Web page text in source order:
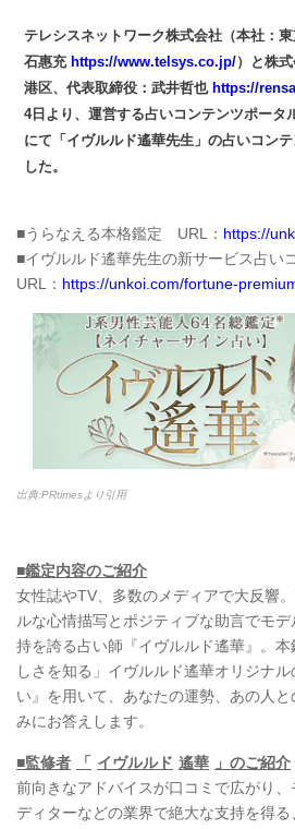
テレシスネットワーク株式会社（本社：
石惠充https://www.telsys.co.jp/）と株
港区、代表取締役：武井哲也https://
4日より、運営する占いコンテンツポータ
にて「イヴルルド遙華先生」の占いコン
した。
■うらなえる本格鑑定 URL： https://
■イヴルルド遙華先生の新サービス占い
URL： https://unkoi.com/fortune-
出典:PRtimesより引用
■鑑定内容のご紹介
女性誌やTV、多数のメディアで大反響
ルな心情描写とポジティブな助言でモ
持を誇る占い師『イヴルルド遙華』。
しさを知る」イヴルルド遙華オリジナ
い』を用いて、あなたの運勢、あの人
みにお答えします。
■監修者 「 イヴルルド 遙華
」のご紹介
前向きなアドバイスが口コミで広がり
ディターなどの業界で絶大な支持を得